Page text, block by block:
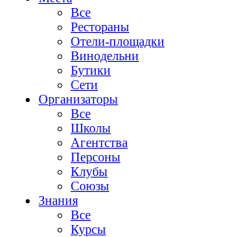
Все
Рестораны
Отели-площадки
Винодельни
Бутики
Сети
Организаторы
Все
Школы
Агентства
Персоны
Клубы
Союзы
Знания
Все
Курсы